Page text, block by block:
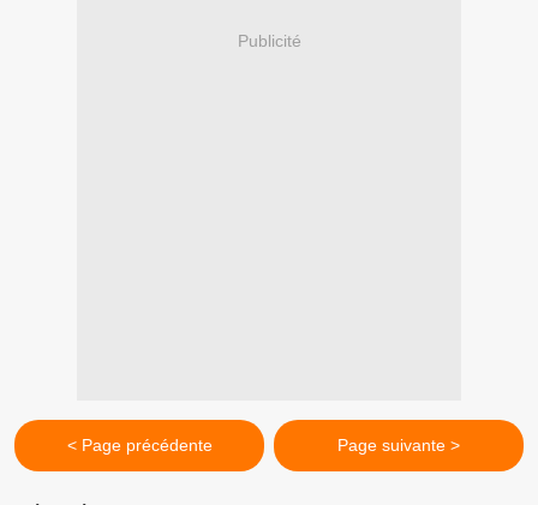
Publicité
< Page précédente Page suivante >